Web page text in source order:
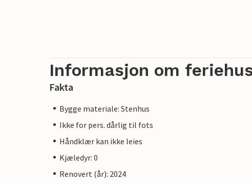
Informasjon om
Fakta
Bygge materiale: Stenhus
Ikke for pers. dårlig til fots
Håndklær kan ikke leies
Kjæledyr: 0
Renovert (år): 2024